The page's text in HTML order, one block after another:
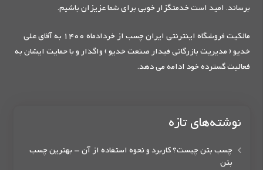
برساند. امید است خدمتگزار خوبی برای شما عزیزان باشیم.
مالکیت فروشگاه اینترنتی ایران چسب از خردادماه 1400 به آقای علی
خدیو ( مدیریت بازرگانی فیدار صنعت خدیو ) واگذار و با حمایت ایشان به
فعالیت گسترده خود ادامه می دهد.
نوشته‌های تازه
چسب بتن چیست؟ کاربرد و نحوه استفاده از آن – بهترین چسب
بتن